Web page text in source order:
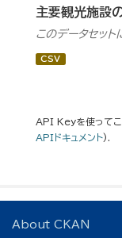
主要観光施設
このデータセット
CSV
API Keyを使ってこ
APIドキュメント).
About CKAN